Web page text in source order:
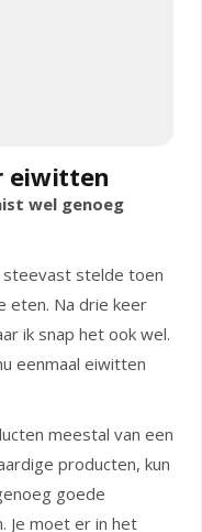
eiwitten
wel genoeg
steevast stelde toen
eten. Na drie keer
ik snap het ook wel.
eenmaal eiwitten
meestal van een
producten, kun
goede
Je moet er in het